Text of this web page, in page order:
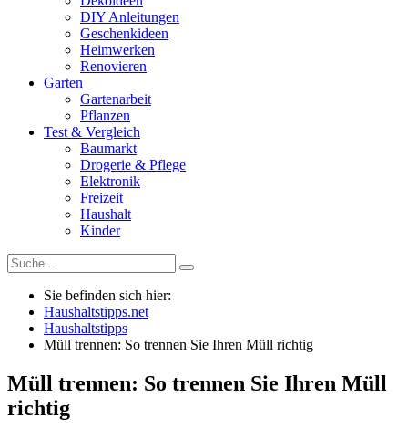
DIY Anleitungen
Geschenkideen
Heimwerken
Renovieren
Garten
Gartenarbeit
Pflanzen
Test & Vergleich
Baumarkt
Drogerie & Pflege
Elektronik
Freizeit
Haushalt
Kinder
Sie befinden sich hier:
Haushaltstipps.net
Haushaltstipps
Müll trennen: So trennen Sie Ihren Müll richtig
Müll trennen: So trennen Sie Ihren Müll
richtig